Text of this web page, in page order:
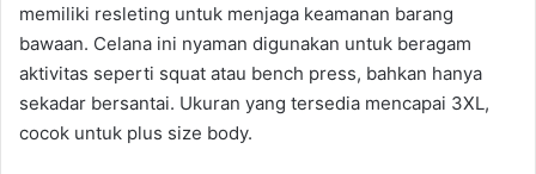
memiliki resleting untuk menjaga keamanan barang
bawaan. Celana ini nyaman digunakan untuk beragam
aktivitas seperti squat atau bench press, bahkan hanya
sekadar bersantai. Ukuran yang tersedia mencapai 3XL,
cocok untuk plus size body.